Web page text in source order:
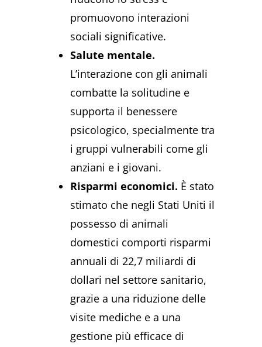
promuovono interazioni
sociali significative.
Salute mentale.
L’interazione con gli animali
combatte la solitudine e
supporta il benessere
psicologico, specialmente tra
i gruppi vulnerabili come gli
anziani e i giovani.
Risparmi economici. È stato
stimato che negli Stati Uniti il
possesso di animali
domestici comporti risparmi
annuali di 22,7 miliardi di
dollari nel settore sanitario,
grazie a una riduzione delle
visite mediche e a una
gestione più efficace di